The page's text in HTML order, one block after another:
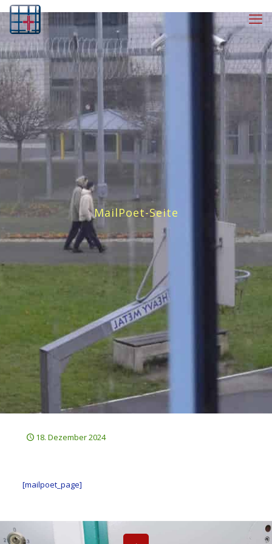
MailPoet-Seite
18. Dezember 2024
[mailpoet_page]